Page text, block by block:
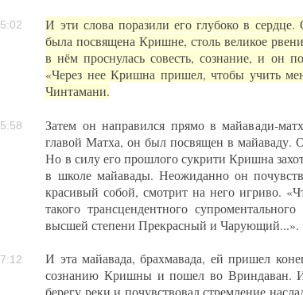
И эти слова поразили его глубоко в
была посвящена Кришне, столь великое
в нём проснулась совесть, сознание, и он
«Через нее Кришна пришел, чтобы учить
Чинтамани.
Затем он направился прямо в майавади-
главой Матха, он был посвящен в
Но в силу его прошлого сукрити Кришна
в школе майавады. Неожиданно он
красивый собой, смотрит на него игриво.
такого трансцендентного
высшей степени Прекрасный и Чарующий...».
И эта майавада, брахмавада, ей пришел
сознанию Кришны и пошел во Вриндаван.